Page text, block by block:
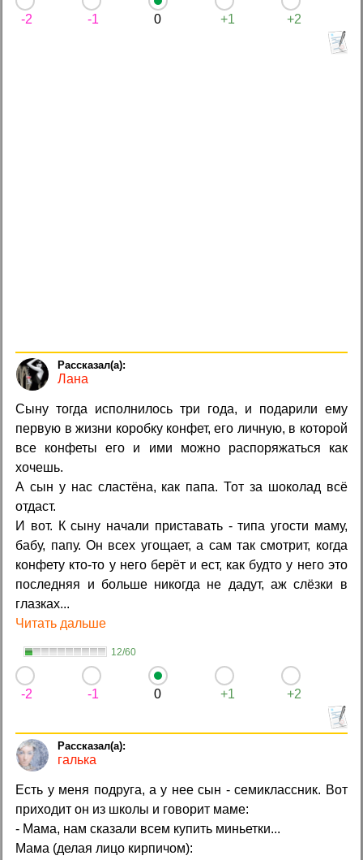
-2 -1 0 +1 +2
Лана
Сыну тогда исполнилось три года, и подарили ему
первую в жизни коробку конфет, его личную, в которой
все конфеты его и ими можно распоряжаться как
хочешь.
А сын у нас сластёна, как папа. Тот за шоколад всё
отдаст.
И вот. К сыну начали приставать - типа угости маму,
бабу, папу. Он всех угощает, а сам так смотрит, когда
конфету кто-то у него берёт и ест, как будто у него это
последняя и больше никогда не дадут, аж слёзки в
глазках...
Читать дальше
12/60
-2 -1 0 +1 +2
галька
Есть у меня подруга, а у нее сын - семиклассник. Вот
приходит он из школы и говорит маме:
- Мама, нам сказали всем купить миньетки...
Мама (делая лицо кирпичом):